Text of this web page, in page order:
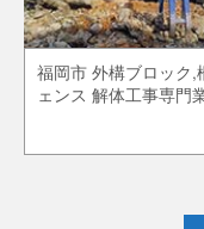
福岡市 外構ブロック,
ェンス 解体工事専門